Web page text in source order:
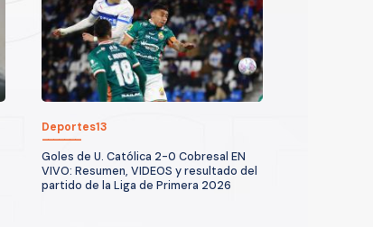
Deportes13
Goles de U. Católica 2-0 Cobresal EN
VIVO: Resumen, VIDEOS y resultado del
partido de la Liga de Primera 2026